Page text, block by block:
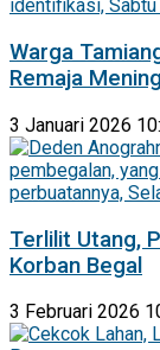
Warga
Remaja
3 Januari 2026
Terlilit Utang,
Korban Begal
3 Februari 2026